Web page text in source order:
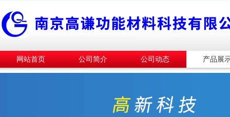
网站首页 公司简介 公司动态 产品展